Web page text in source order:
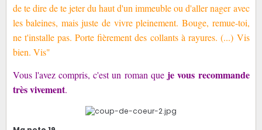
de te dire de te jeter du haut d'un immeuble ou d'aller nager avec
les baleines, mais juste de vivre pleinement. Bouge, remue-toi,
ne t'installe pas. Porte fièrement des collants à rayures. (...) Vis
bien. Vis"
Vous l'avez compris, c'est un roman que je vous recommande
très vivement.